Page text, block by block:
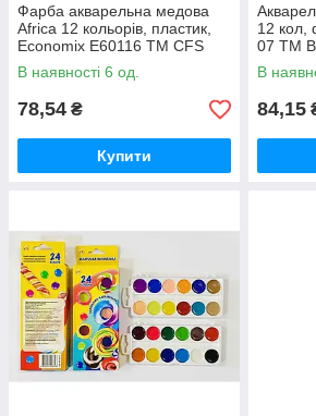
Фарба акварельна медова
Africa 12 кольорів, пластик,
Economix E60116 ТМ CFS
В наявності 6 од.
78,54 ₴
Купити
12 кол,
07 ТМ
В
84,15